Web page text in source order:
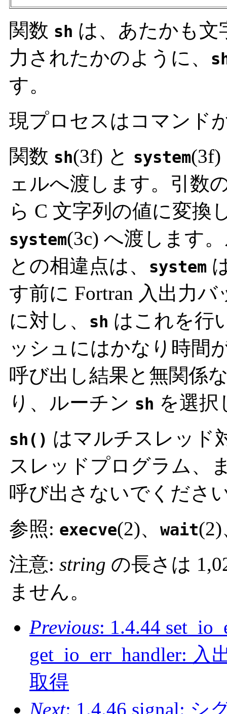
関数 sh は、あたかも文
力されたかのように、
す。
現プロセスはコマンド
関数 sh(3f) と system(3f)
ェルへ渡します。引数
ら C 文字列の値に変換
system(3c) へ渡します
との相違点は、
system
す前に Fortran 入出力
に対し、
sh はこれを行
ッシュにはかなり時間
呼び出し結果と無関係
り、ルーチン sh を選択
sh() はマルチスレッド
スレッドプログラム、
呼び出さないでくださ
参照: execve(2)、 wait(2)
注意: string の長さは
ません。
Previous: 1.4.44
get_io_err_handler:
取得
Next: 1.4.46 signal: シ